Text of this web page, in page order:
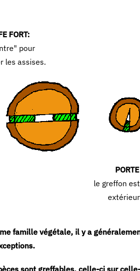
FORT:
pour
les assises.
le greffon
famille végétale, il y a
sont greffables, celle-ci sur